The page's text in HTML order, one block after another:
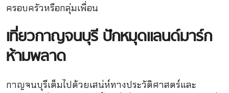
ครอบครัวหรือกลุ่มเพื่อน
เที่ยวกาญจนบุรี ปักหมุดแลนด์มาร์ก
ห้ามพลาด
กาญจนบุรีเต็มไปด้วยเสน่ห์ทางประวัติศาสตร์และ